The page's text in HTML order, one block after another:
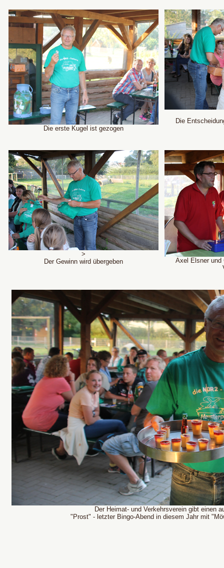
Die erste Kugel ist gezogen
Die
>
Der Gewinn wird übergeben
Axel Elsner und
Der Heimat- und Verkehrsverein gibt einen
"Prost" - letzter Bingo-Abend in diesem Jahr mit